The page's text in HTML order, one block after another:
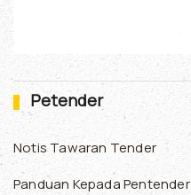
Petender
Notis Tawaran Tender
Panduan Kepada Pentender